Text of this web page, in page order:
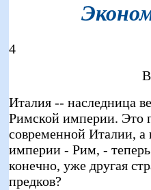
4
Италия -- наследница
Римской империи. Это
современной Италии, а
империи - Рим, -
конечно, уже другая
предков?